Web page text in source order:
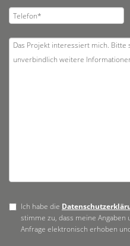
Ich habe die
stimme zu, dass meine
Anfrage elektronisch erhoben